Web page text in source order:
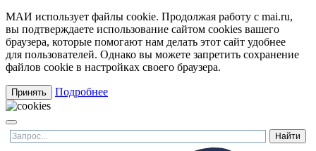
МАИ использует файлы cookie. Продолжая работу с mai.ru,
вы подтверждаете использование сайтом cookies вашего
браузера, которые помогают нам делать этот сайт удобнее
для пользователей. Однако вы можете запретить сохранение
файлов cookie в настройках своего браузера.
Принять Подробнее